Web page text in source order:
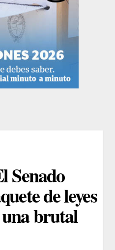
Senado
de leyes
brutal